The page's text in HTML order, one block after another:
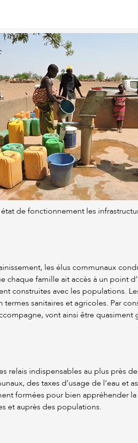
de fonctionnement les
les élus communaux
chaque famille ait accès à un point
construites avec les populations.
sanitaires et agricoles. Par
vont ainsi être quasiment
relais indispensables au plus près
des taxes d’usage de l’eau et
formées pour bien appréhender
et auprès des populations.